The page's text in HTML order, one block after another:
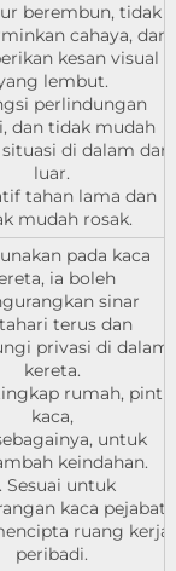
berembun, tidak
cahaya, dan
kesan visual
lembut.
perlindungan
dan tidak mudah
di dalam dari
luar.
tahan lama dan
mudah rosak.
pada kaca
ia boleh
sinar
terus dan
privasi di dalam
kereta.
rumah, pintu
kaca,
untuk
keindahan.
Sesuai untuk
kaca pejabat
ruang kerja
peribadi.